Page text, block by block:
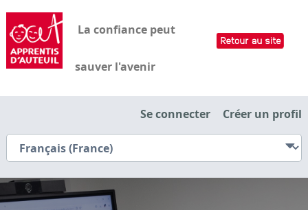
La confiance peut
sauver l'avenir
Se connecter Créer un profil